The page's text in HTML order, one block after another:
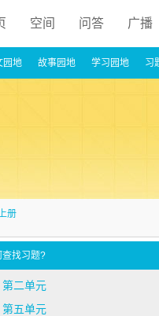
空间 问答 广播
园地 故事园地 学习园地 习
册
查找习题?
第二单元
第五单元